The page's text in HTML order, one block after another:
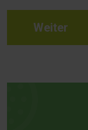
Weiter